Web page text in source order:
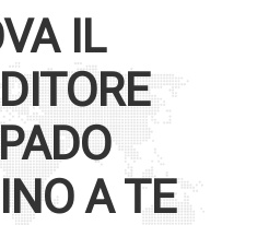
IL
A TE